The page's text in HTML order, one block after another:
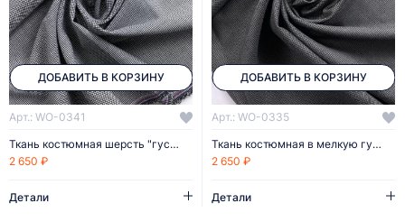
ДОБАВИТЬ В КОРЗИНУ
Арт.: WO-0341
Ткань костюмная шерсть "гусиная лапка"
2 650 ₽
Детали
ДОБАВИТЬ В КОРЗИНУ
Арт.: WO-0335
Ткань костюмная в мелкую гусиную лапку
2 650 ₽
Детали